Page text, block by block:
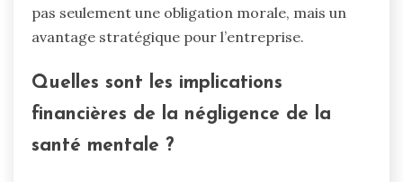
pas seulement une obligation morale, mais un
avantage stratégique pour l’entreprise.
Quelles sont les implications
financières de la négligence de la
santé mentale ?